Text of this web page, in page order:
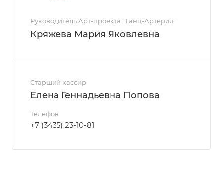
Руководитель Арт-проекта "Танц-Артерия"
Кряжева Мария Яковлевна
Старший кассир
Елена Геннадьевна Попова
Телефон
+7 (3435) 23-10-81